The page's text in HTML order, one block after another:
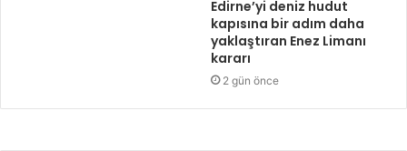
Edirne’yi deniz hudut
kapısına bir adım daha
yaklaştıran Enez Limanı
kararı
2 gün önce